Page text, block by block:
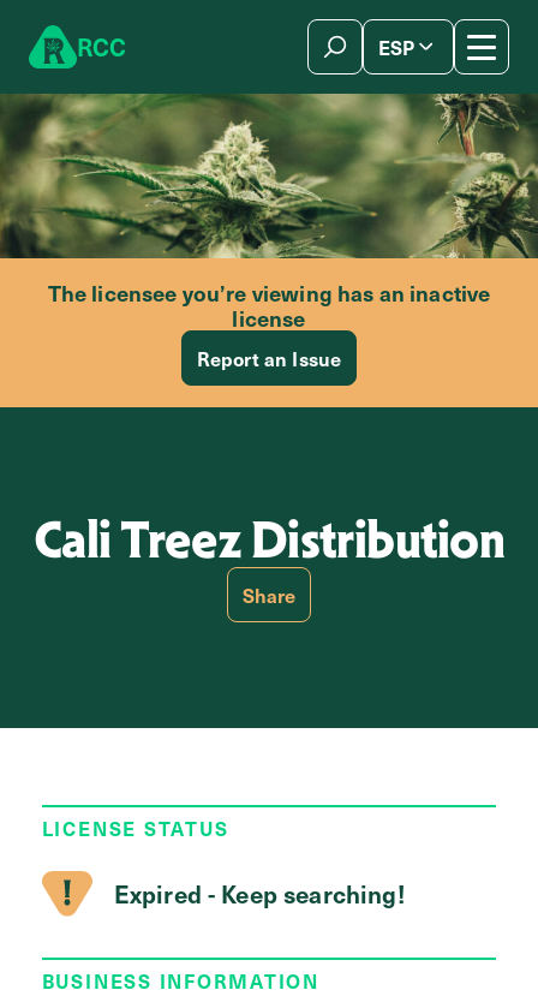
RCC ESP
The licensee you’re viewing has an inactive
license
Report an Issue
Cali Treez Distribution
Share
LICENSE STATUS
Expired - Keep searching!
BUSINESS INFORMATION